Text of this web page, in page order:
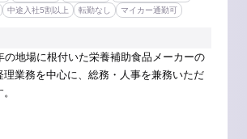
中途入社5割以上 転勤なし マイカー通勤可
の地場に根付いた栄養補助食品メーカーの
理業務を中心に、総務・人事を兼務いただ